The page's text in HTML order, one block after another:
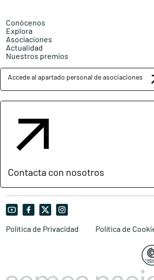
Conócenos
Explora
Asociaciones
Actualidad
Nuestros premios
Accede al apartado personal de asociaciones
Contacta con nosotros
Política de Privacidad Política de